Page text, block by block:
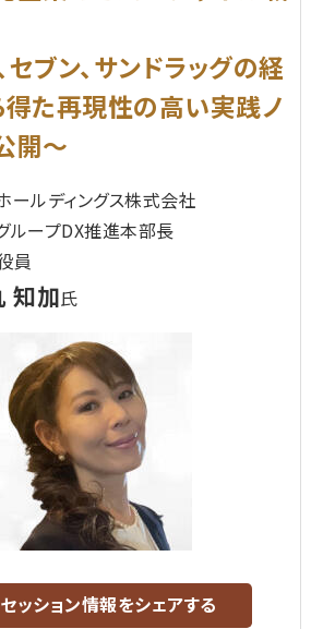
伝えします。
ラ
株式会社に中途入社、Yahoo!
オクのサービスに関わり、カカオ
も関わらせていただきました。そ
にて、クラウド型ECプラット
」の立上に事業部長として
きました。2019年には新たなる挑戦
クスセブンに入社。デジタルマーケ
、オートバックスアプリ、WEB予約
実施。現在はカメラのキタムラで
責任者をしております。
ムから事業会社まで幅広い経験を元
ばと思っております。
ブン、サンドラッグの経
得た再現性の高い実践ノ
開～
ールディングス株式会社
ループDX推進本部長
員
知加氏
ッション情報をシェアする